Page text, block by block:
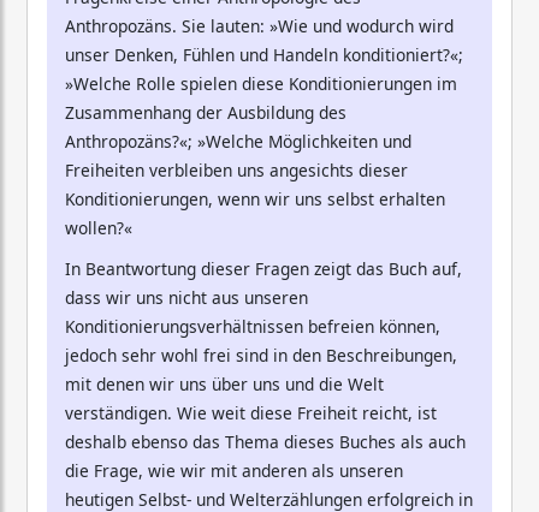
Anthropozäns. Sie lauten: »Wie und wodurch wird
unser Denken, Fühlen und Handeln konditioniert?«;
»Welche Rolle spielen diese Konditionierungen im
Zusammenhang der Ausbildung des
Anthropozäns?«; »Welche Möglichkeiten und
Freiheiten verbleiben uns angesichts dieser
Konditionierungen, wenn wir uns selbst erhalten
wollen?«
In Beantwortung dieser Fragen zeigt das Buch auf,
dass wir uns nicht aus unseren
Konditionierungsverhältnissen befreien können,
jedoch sehr wohl frei sind in den Beschreibungen,
mit denen wir uns über uns und die Welt
verständigen. Wie weit diese Freiheit reicht, ist
deshalb ebenso das Thema dieses Buches als auch
die Frage, wie wir mit anderen als unseren
heutigen Selbst- und Welterzählungen erfolgreich in